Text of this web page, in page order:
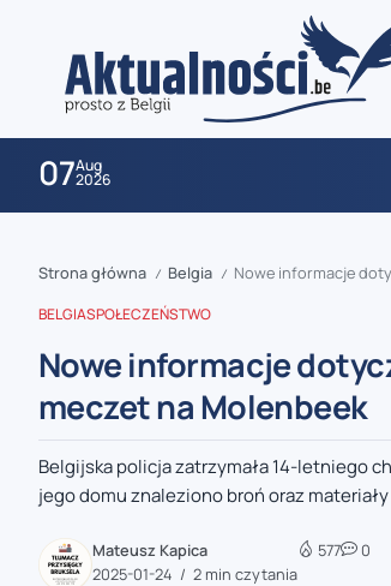
07Aug
2026
zaobserwuj nas
zaobserwuj nas
Strona główna / Belgia / Nowe informacje
BELGIASPOŁECZEŃSTWO
Nowe informacje
meczet na Molenbeek
Belgijska policja zatrzymała 14-letniego
jego domu znaleziono broń oraz
Mateusz Kapica
2025-01-24
2 min czytania
577 0